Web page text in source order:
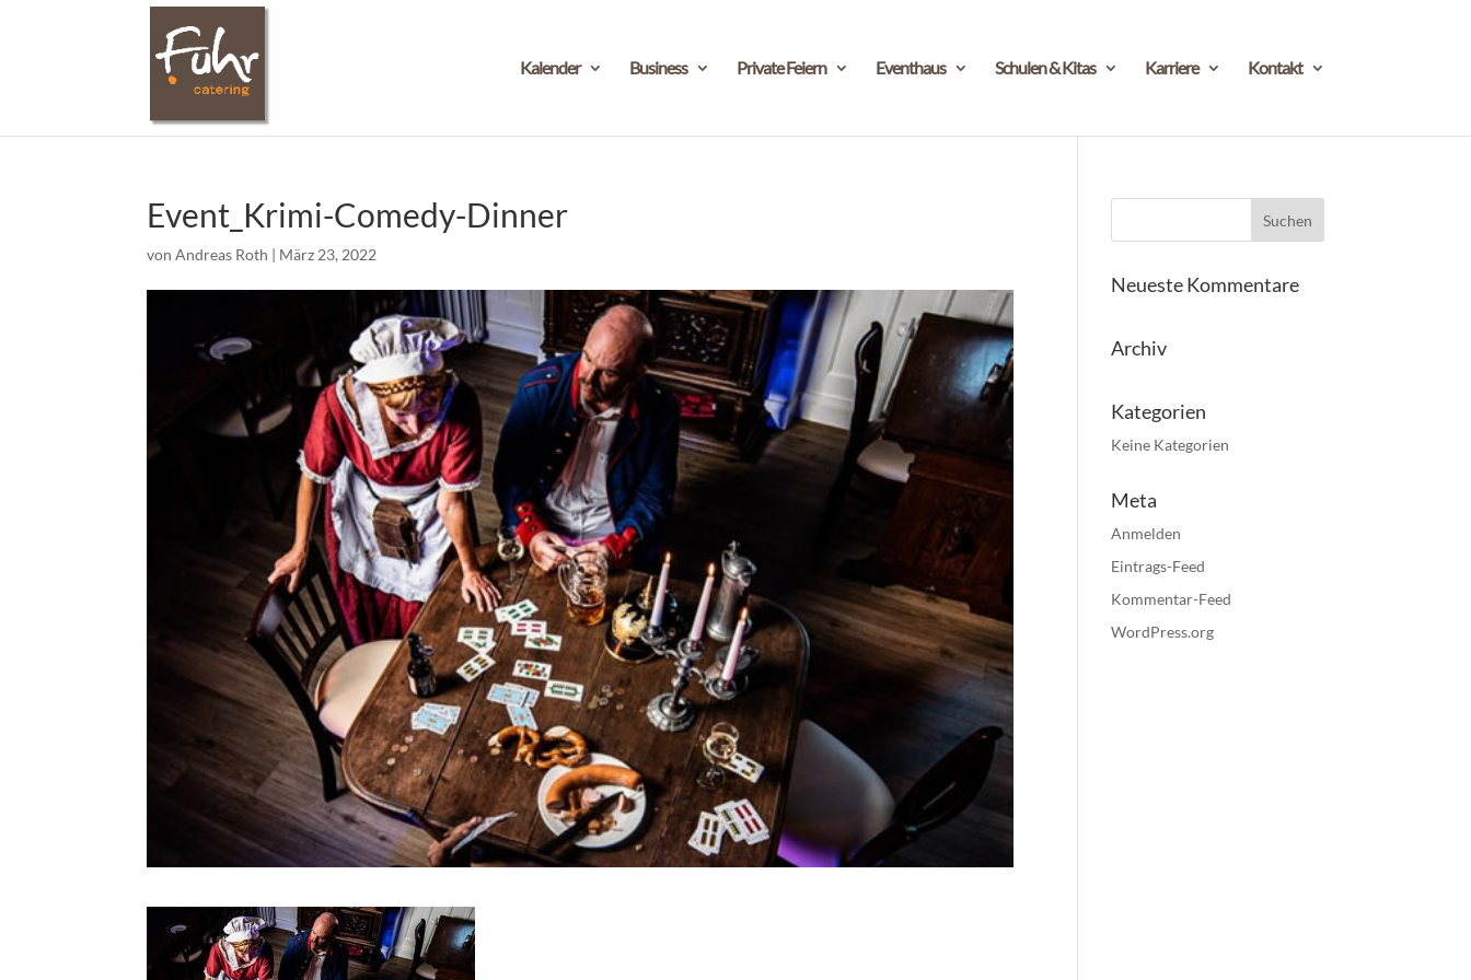
Kalender Business Private Feiern Eventhaus Schulen & Kitas Karriere Kontakt
Event_Krimi-Comedy-Dinner
vonAndreas Roth | März 23, 2022
Neueste Kommentare
Archiv
Kategorien
Keine Kategorien
Meta
Anmelden
Eintrags-Feed
Kommentar-Feed
WordPress.org